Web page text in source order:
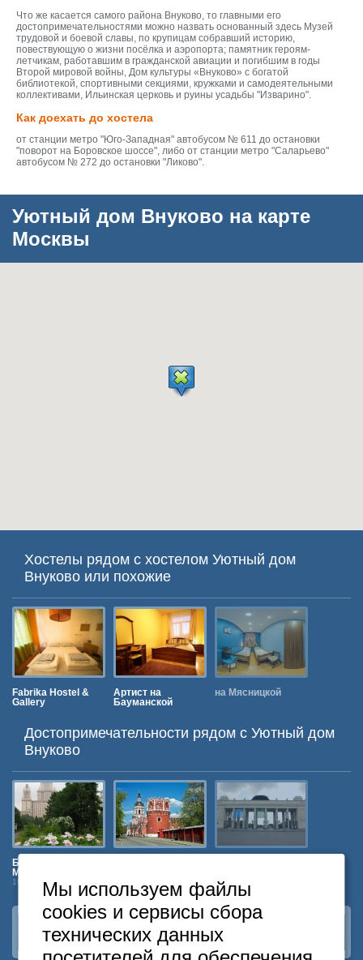
Что же касается самого района Внуково, то главными его
достопримечательностями можно назвать основанный здесь Музей
трудовой и боевой славы, по крупицам собравший историю,
повествующую о жизни посёлка и аэропорта; памятник героям-
летчикам, работавшим в гражданской авиации и погибшим в годы
Второй мировой войны, Дом культуры «Внуково» с богатой
библиотекой, спортивными секциями, кружками и самодеятельными
коллективами, Ильинская церковь и руины усадьбы "Изварино".
Как доехать до хостела
от станции метро "Юго-Западная" автобусом № 611 до остановки
"поворот на Боровское шоссе", либо от станции метро "Саларьево"
автобусом № 272 до остановки "Ликово".
Уютный дом Внуково на карте
Москвы
Хостелы рядом с хостелом Уютный дом
Внуково или похожие
Fabrika Hostel &
Gallery
Артист на
Бауманской
на Мясницкой
Достопримечательности рядом c Уютный дом
Внуково
Ботанический Сад
МГУ
19 км
им. Горького
24 км
Наша группа ВКонтакте
Мы используем файлы
cookies и сервисы сбора
технических данных